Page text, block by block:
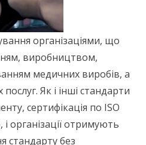
організаціями, що
виробництвом,
медичних виробів, а
Як і інші стандарти
сертифікація по ISO
організації отримують
стандарту без